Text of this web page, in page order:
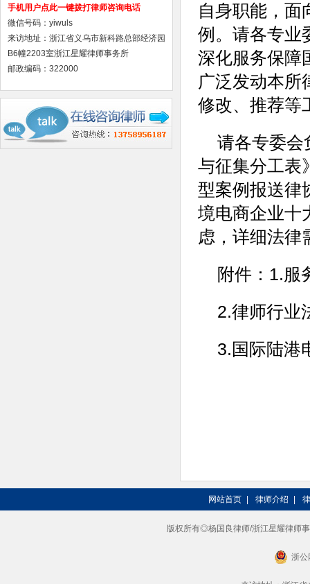
手机用户点此一键拨打律师咨询电话
微信号码：yiwuls
来访地址：浙江省义乌市新科路总部经济园
B6幢2203室浙江星耀律师事务所
邮政编码：322000
自身职能，面
例。请各专业
深化服务保障
广泛发动本所
修改、推荐等
请各专委会
与征集分工表
型案例报送律
境电商企业十
虑，详细法律
附件：1.服
2.律师行业
3.国际陆港
网站首页 律师介绍
版权所有◎杨国良律师/浙江星耀律师
浙